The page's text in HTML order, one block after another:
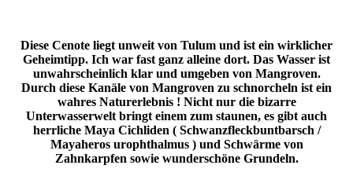
Diese Cenote liegt unweit von Tulum und ist ein wirklicher
Geheimtipp. Ich war fast ganz alleine dort. Das Wasser ist
unwahrscheinlich klar und umgeben von Mangroven.
Durch diese Kanäle von Mangroven zu schnorcheln ist ein
wahres Naturerlebnis ! Nicht nur die bizarre
Unterwasserwelt bringt einem zum staunen, es gibt auch
herrliche Maya Cichliden ( Schwanzfleckbuntbarsch /
Mayaheros urophthalmus ) und Schwärme von
Zahnkarpfen sowie wunderschöne Grundeln.